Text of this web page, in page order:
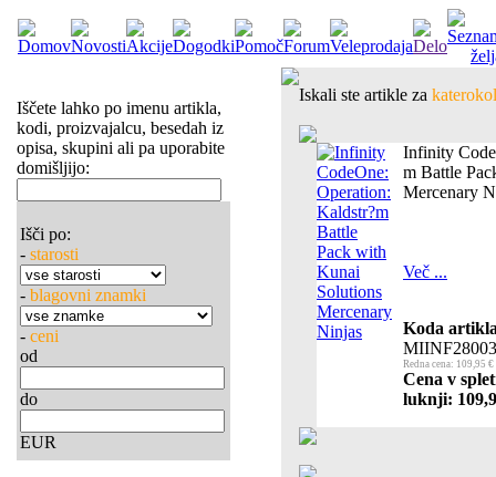
Iščete lahko po imenu artikla,
kodi, proizvajalcu, besedah iz
opisa, skupini ali pa uporabite
domišljijo:
Išči po:
- starosti
- blagovni znamki
- ceni
od
do
EUR
Iskali ste artikle za
Infinity
m Battle
Mercenary
Več ...
Koda
Redna cena: 109,95 €
Cena v
luknji: